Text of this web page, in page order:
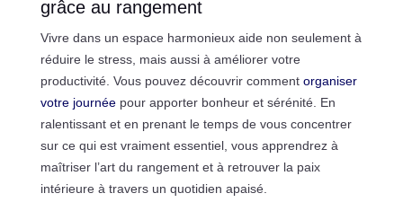
grâce au rangement
Vivre dans un espace harmonieux aide non seulement à
réduire le stress, mais aussi à améliorer votre
productivité. Vous pouvez découvrir comment organiser
votre journéepour apporter bonheur et sérénité. En
ralentissant et en prenant le temps de vous concentrer
sur ce qui est vraiment essentiel, vous apprendrez à
maîtriser l’art du rangement et à retrouver la paix
intérieure à travers un quotidien apaisé.